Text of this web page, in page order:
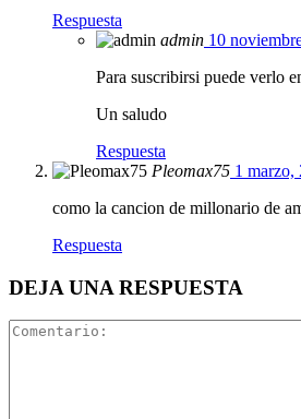
Respuesta
admin 10
Para suscribirsi puede verlo
Un saludo
Respuesta
Pleomax75 1 marzo,
como la cancion de millonario de
Respuesta
DEJA UNA RESPUESTA